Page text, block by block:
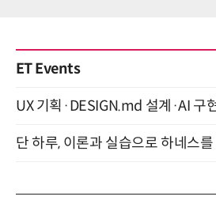
ET Events